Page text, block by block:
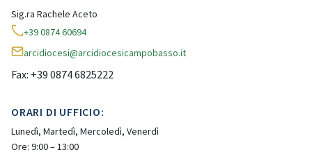
Sig.ra Rachele Aceto
+39 0874 60694
arcidiocesi@arcidiocesicampobasso.it
Fax: +39 0874 6825222
ORARI DI UFFICIO:
Lunedì, Martedì, Mercoledì, Venerdì
Ore: 9:00 – 13:00